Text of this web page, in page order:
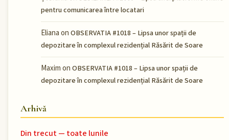
pentru comunicarea între locatari
Elianaon OBSERVATIA #1018 – Lipsa unor spații de
depozitare în complexul rezidențial Răsărit de Soare
Maximon OBSERVATIA #1018 – Lipsa unor spații de
depozitare în complexul rezidențial Răsărit de Soare
Arhivă
Din trecut — toate lunile